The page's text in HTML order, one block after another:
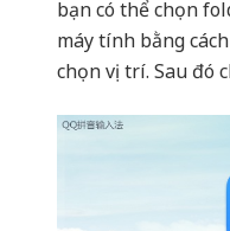
bạn có thể chọn
máy tính bằng
chọn vị trí. Sau đó